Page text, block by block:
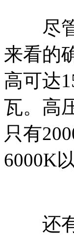
尽管
来看的
高可达
瓦。高
只有
6000K
还有